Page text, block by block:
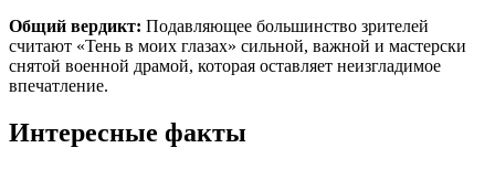
Общий вердикт: Подавляющее большинство зрителей
считают «Тень в моих глазах» сильной, важной и мастерски
снятой военной драмой, которая оставляет неизгладимое
впечатление.
Интересные факты